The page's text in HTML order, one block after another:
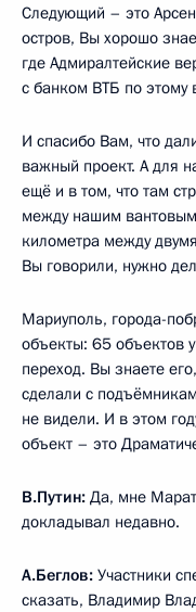
Следующий – это
остров, Вы хорошо
где Адмиралтейские
с банком ВТБ по этому
И спасибо Вам, что
важный проект. А для
ещё и в том, что там
между нашим
километра между
Вы говорили, нужно
Мариуполь, города-
объекты: 65 объектов
переход. Вы знаете
сделали с
не видели. И в этом
объект – это
В.Путин: Да, мне
докладывал недавно.
А.Беглов: Участники
сказать, Владимир